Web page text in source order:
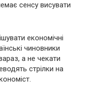
сенсу висувати
економічні
чиновники
а не чекати
стрілки на